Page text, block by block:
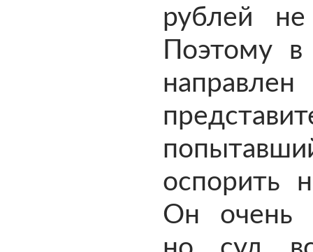
рублей не
Поэтому
оспорить
Он очень